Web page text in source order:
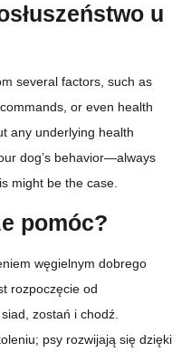
u
several factors, such as
or even health
any underlying health
dog’s behavior—always
might be the case.
pomóc?
węgielnym dobrego
rozpoczęcie od
zostań i chodź.
psy rozwijają się dzięki